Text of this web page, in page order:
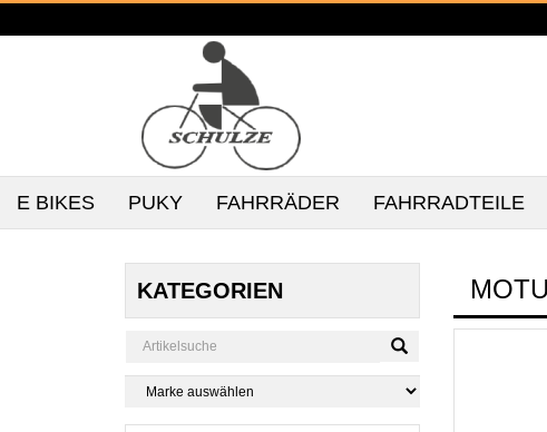
E BIKES PUKY FAHRRÄDER FAHRRADTEILE
KATEGORIEN